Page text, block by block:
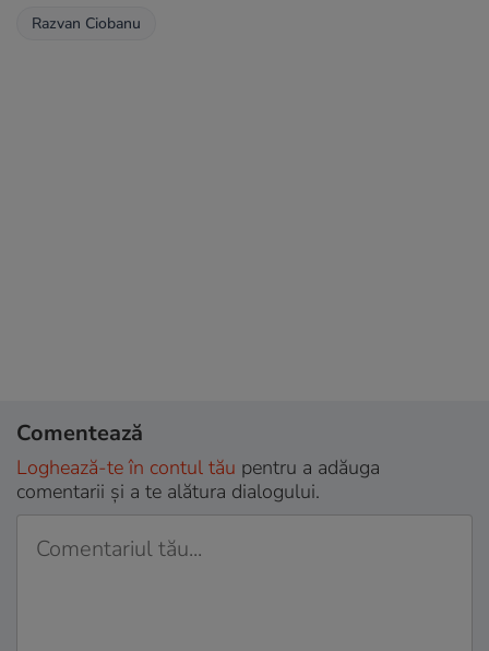
Razvan Ciobanu
Comentează
Loghează-te în contul tău pentru a adăuga
comentarii și a te alătura dialogului.